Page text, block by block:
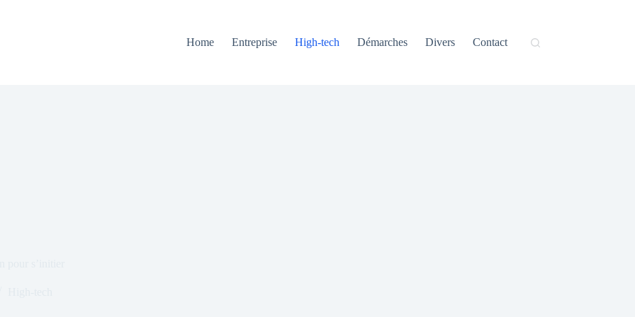
Home
Entreprise High-tech Démarches Divers Contact